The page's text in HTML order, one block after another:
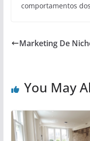
comportamentos
Marketing De
You May